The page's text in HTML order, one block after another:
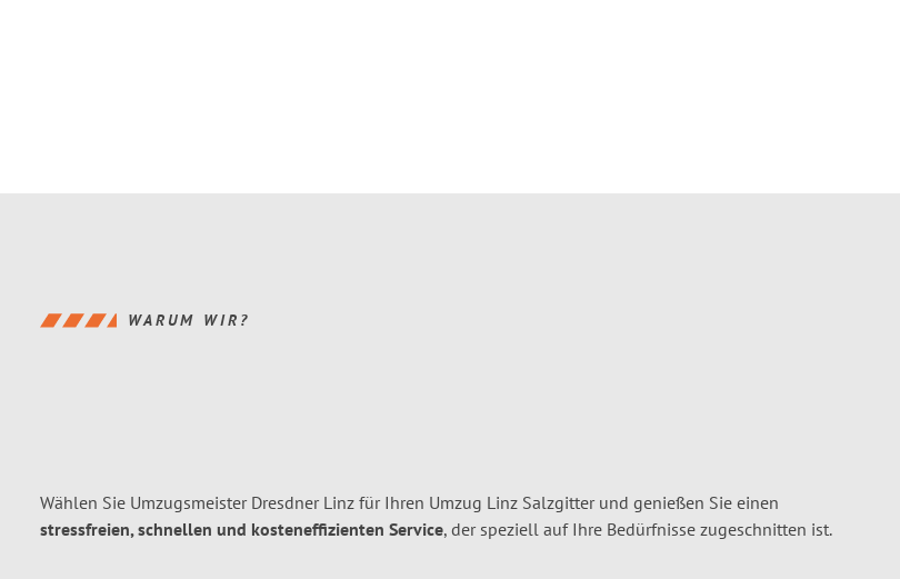
WARUM WIR?
Wählen Sie Umzugsmeister Dresdner Linz für Ihren Umzug Linz Salzgitter und genießen Sie einen
stressfreien, schnellen und kosteneffizienten Service, der speziell auf Ihre Bedürfnisse zugeschnitten ist.